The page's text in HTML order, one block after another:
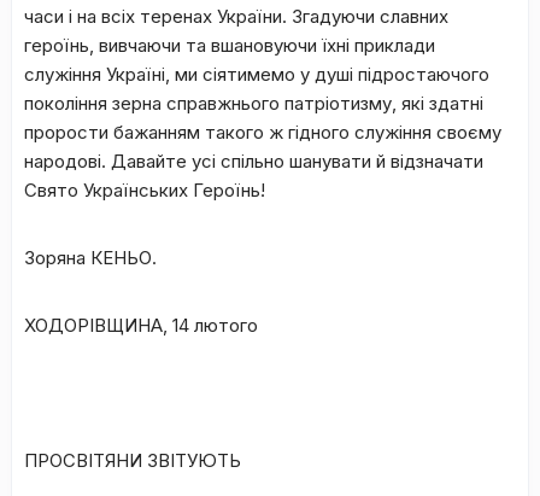
часи і на всіх теренах України. Згадуючи славних
героїнь, вивчаючи та вшановуючи їхні приклади
служіння Україні, ми сіятимемо у душі підростаючого
покоління зерна справжнього патріотизму, які здатні
прорости бажанням такого ж гідного служіння своєму
народові. Давайте усі спільно шанувати й відзначати
Свято Українських Героїнь!
Зоряна КЕНЬО.
ХОДОРІВЩИНА, 14 лютого
ПРОСВІТЯНИ ЗВІТУЮТЬ